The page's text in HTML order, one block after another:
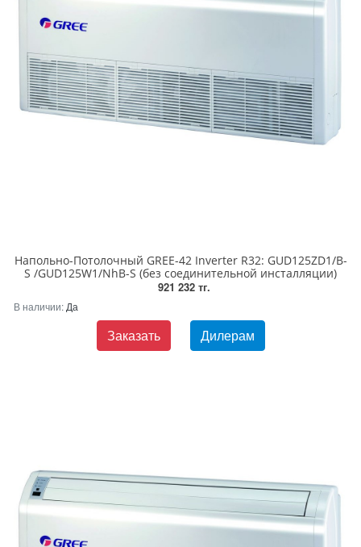
Напольно-Потолочный GREE-42 Inverter R32: GUD125ZD1/B-
S /GUD125W1/NhB-S (без соединительной инсталляции)
921 232 тг.
В наличии: Да
Заказать Дилерам